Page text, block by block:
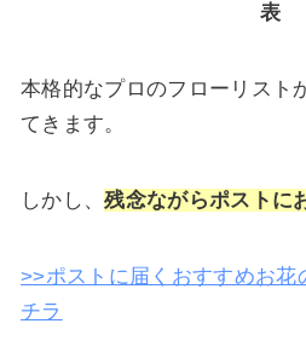
表
本格的なプロのフローリスト
てきます。
しかし、残念ながらポストに
>>ポストに届くおすすめお花
チラ